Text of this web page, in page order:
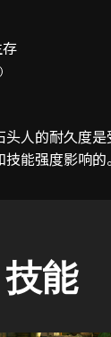
存
头人的耐久度
能强度影响的
技能